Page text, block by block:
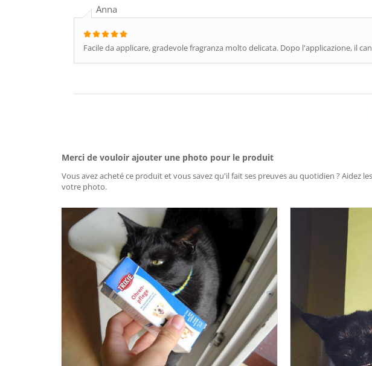
Anna
Facile da applicare, gradevole fragranza molto delicata. Dopo l'applicazione, il
Merci de vouloir ajouter une photo pour le produit
Vous avez acheté ce produit et vous savez qu'il fait ses preuves au quotidien ? Aidez
votre photo.